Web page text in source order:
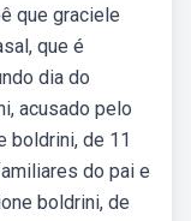
que graciele
que é
dia do
acusado pelo
boldrini, de 11
do pai e
boldrini, de